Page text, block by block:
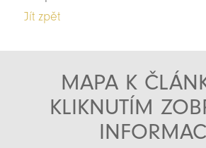
Jít zpět
MAPA K
KLIKNUTÍM